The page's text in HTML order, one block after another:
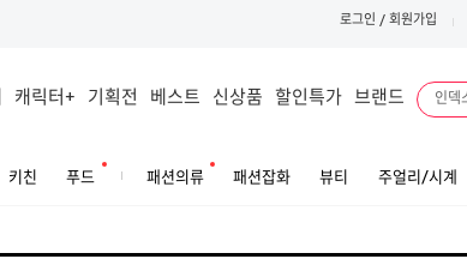
로그인 / 회원가입
캐릭터+ 기획전 베스트 신상품 할인특가 브랜드
키친 푸드 패션의류 패션잡화 뷰티 주얼리/시계